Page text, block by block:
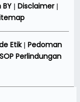
| Disclaimer|
Etik| Pedoman
SOP Perlindungan